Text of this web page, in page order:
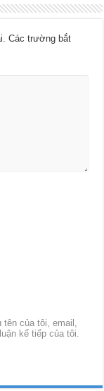
Các trường bắt
tên của tôi, email,
kế tiếp của tôi.